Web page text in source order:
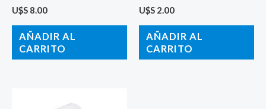
U$S 8.00
AÑADIR AL
CARRITO
U$S 2.00
AÑADIR AL
CARRITO